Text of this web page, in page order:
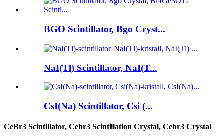
BGO Scintillator, Bgo Cryst...
NaI(Tl) Scintillator, NaI(T...
CsI(Na) Scintillator, Csi (...
CeBr3 Scintillator, Cebr3 Scintillation Crystal, Cebr3 Crystal